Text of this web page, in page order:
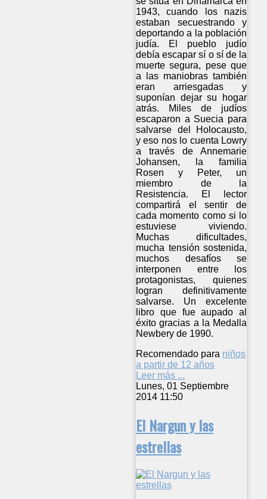
1943, cuando los nazis
estaban secuestrando y
deportando a la población
judía. El pueblo judío
debía escapar sí o sí de la
muerte segura, pese que
a las maniobras también
eran arriesgadas y
suponían dejar su hogar
atrás. Miles de judíos
escaparon a Suecia para
salvarse del Holocausto,
y eso nos lo cuenta Lowry
a través de Annemarie
Johansen, la familia
Rosen y Peter, un
miembro de la
Resistencia. El lector
compartirá el sentir de
cada momento como si lo
estuviese viviendo.
Muchas dificultades,
mucha tensión sostenida,
muchos desafíos se
interponen entre los
protagonistas, quienes
logran definitivamente
salvarse. Un excelente
libro que fue aupado al
éxito gracias a la Medalla
Newbery de 1990.
Recomendado para niños
a partir de 12 años
Leer más ...
Lunes, 01 Septiembre
2014 11:50
El Nargun y las
estrellas